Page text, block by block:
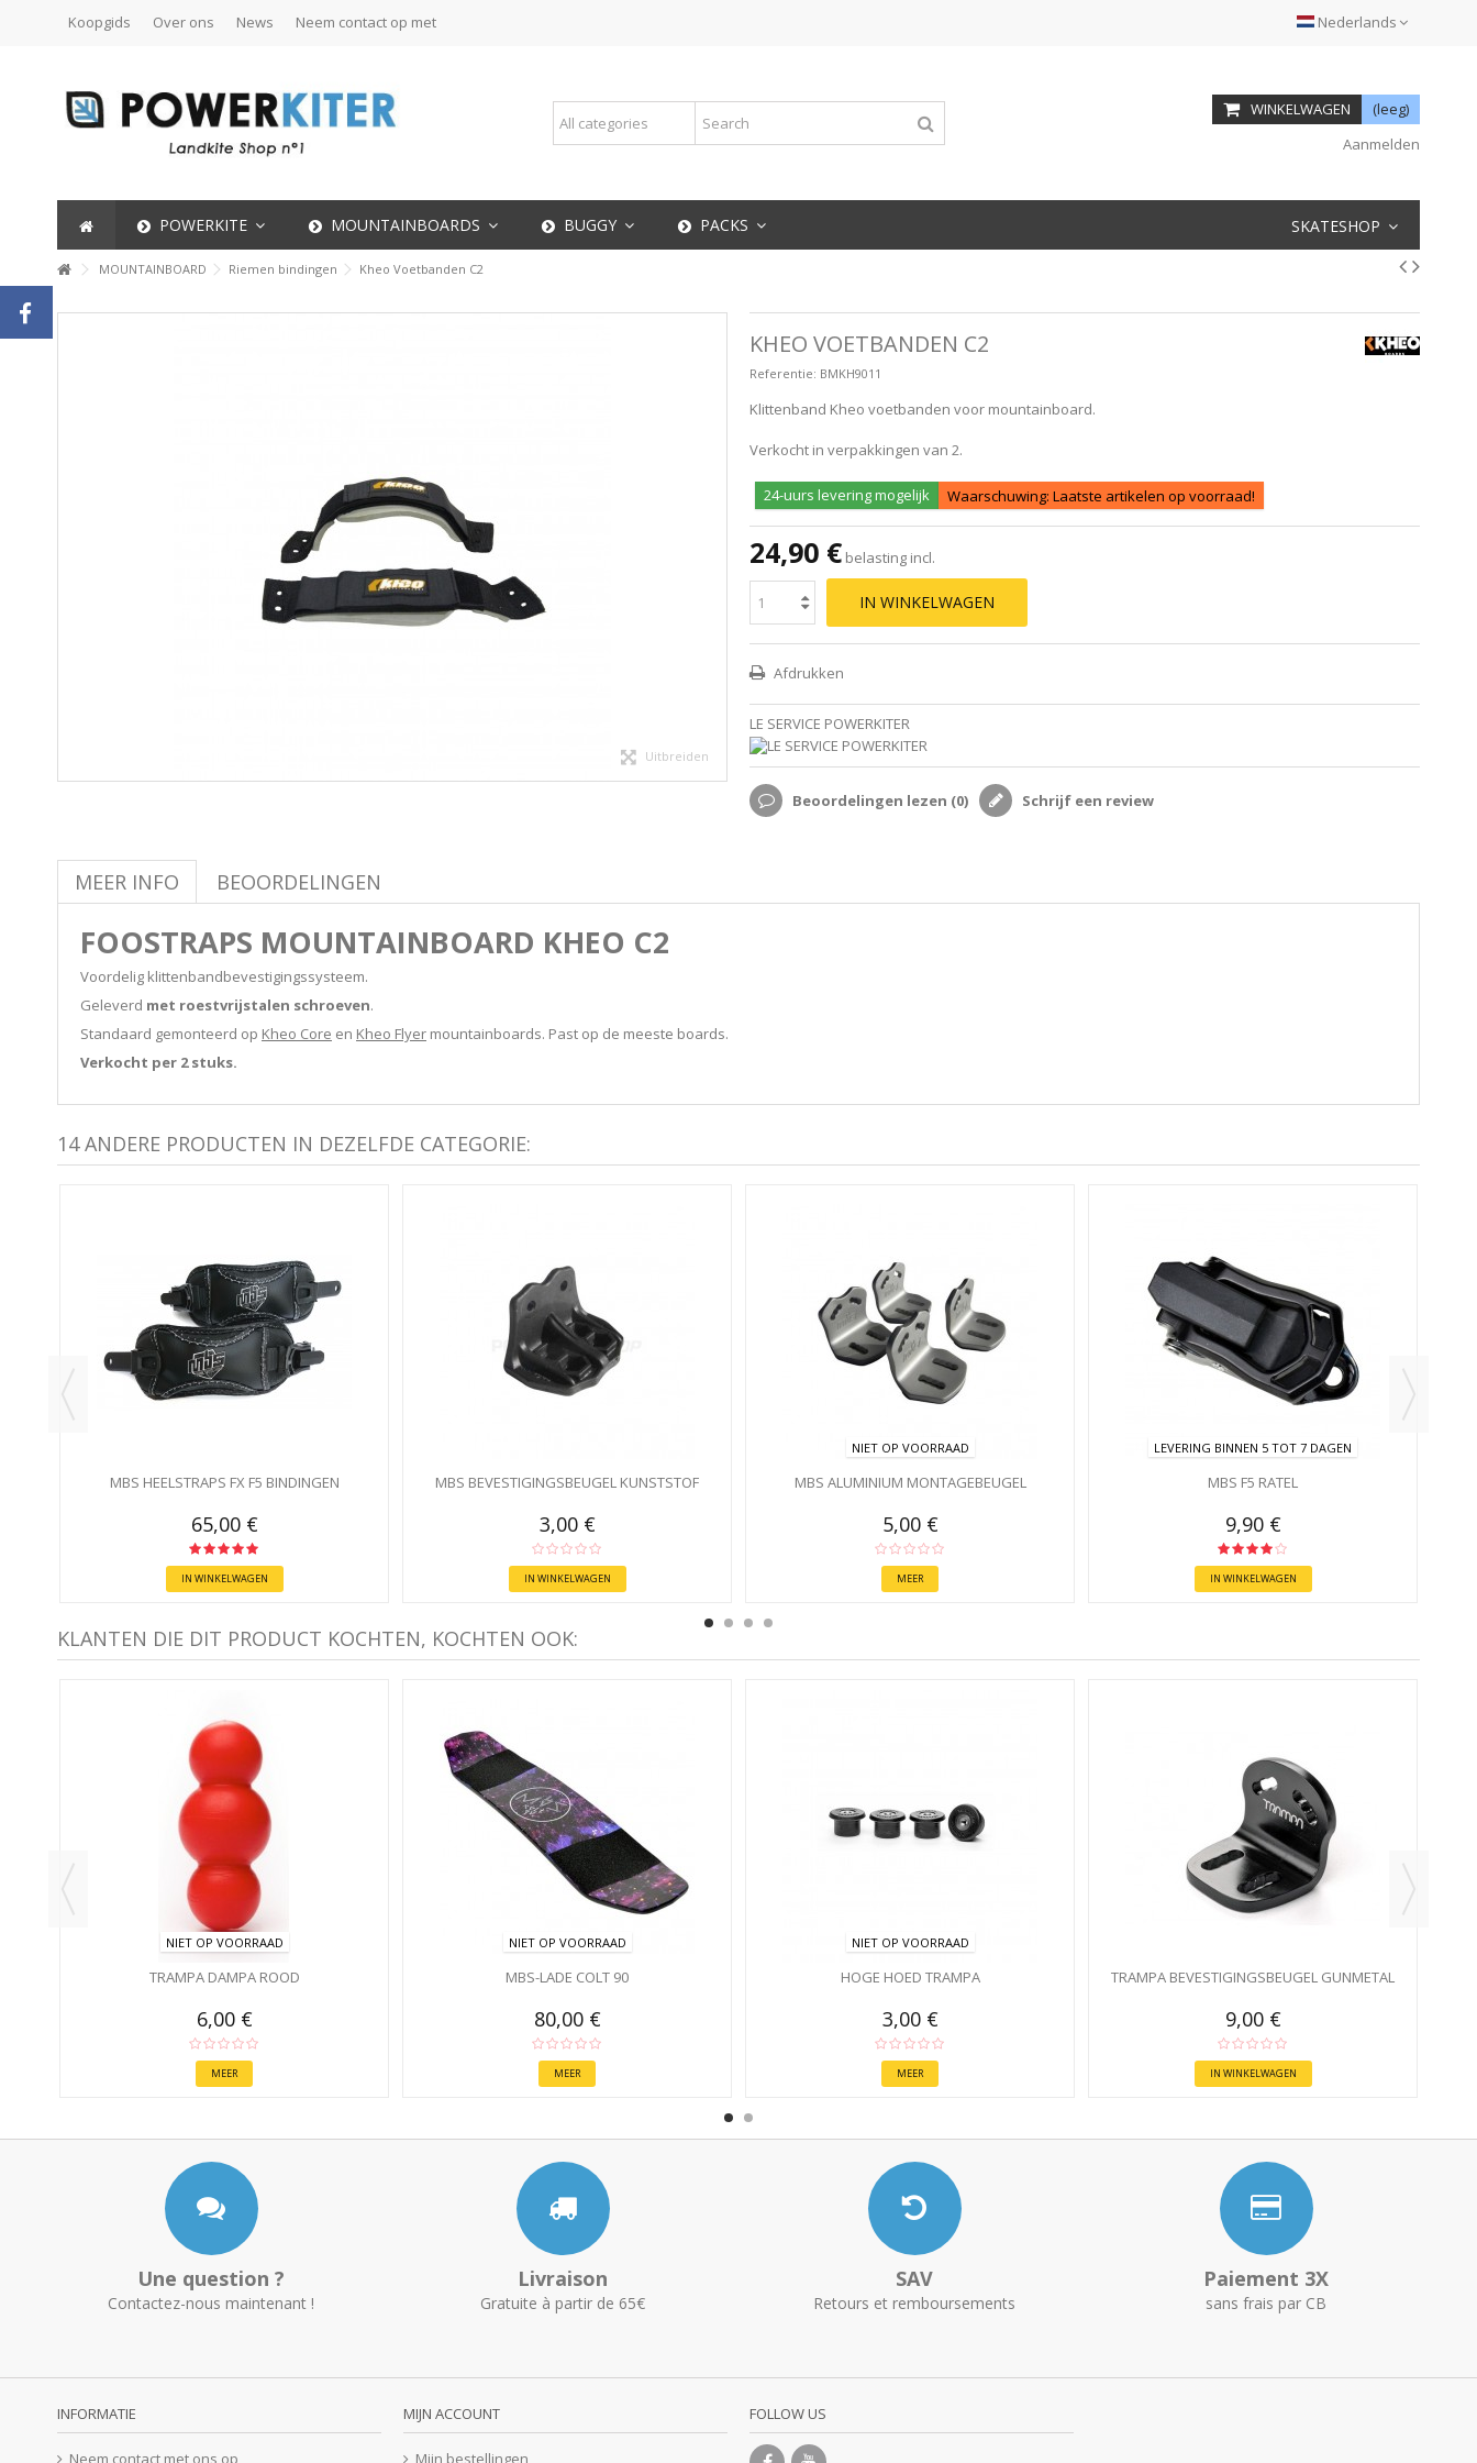
Nederlands
Koopgids Over ons News Neem contact op met
WINKELWAGEN
(leeg)
Aanmelden
POWERKITE MOUNTAINBOARDS BUGGY PACKS SKATESHOP
MOUNTAINBOARD Riemen bindingen Kheo Voetbanden C2
Uitbreiden
KHEO VOETBANDEN C2
Referentie: BMKH9011
Klittenband Kheo voetbanden voor mountainboard.
Verkocht in verpakkingen van 2.
24-uurs levering mogelijk Waarschuwing: Laatste artikelen op voorraad!
24,90 € belasting incl.
IN WINKELWAGEN
Afdrukken
LE SERVICE POWERKITER
Beoordelingen lezen (0) Schrijf een review
MEER INFO BEOORDELINGEN
FOOSTRAPS MOUNTAINBOARD KHEO C2
Voordelig klittenbandbevestigingssysteem.
Geleverd met roestvrijstalen schroeven.
Standaard gemonteerd op Kheo Core en Kheo Flyer mountainboards. Past op de meeste boards.
Verkocht per 2 stuks.
14 ANDERE PRODUCTEN IN DEZELFDE CATEGORIE:
MBS HEELSTRAPS FX F5 BINDINGEN
65,00 €
IN WINKELWAGEN
MBS BEVESTIGINGSBEUGEL KUNSTSTOF
3,00 €
IN WINKELWAGEN
NIET OP VOORRAAD
MBS ALUMINIUM MONTAGEBEUGEL
5,00 €
MEER
LEVERING BINNEN 5 TOT 7 DAGEN
MBS F5 RATEL
9,90 €
IN WINKELWAGEN
KLANTEN DIE DIT PRODUCT KOCHTEN, KOCHTEN OOK:
NIET OP VOORRAAD
TRAMPA DAMPA ROOD
6,00 €
MEER
NIET OP VOORRAAD
MBS-LADE COLT 90
80,00 €
MEER
NIET OP VOORRAAD
HOGE HOED TRAMPA
3,00 €
MEER
TRAMPA BEVESTIGINGSBEUGEL GUNMETAL
9,00 €
IN WINKELWAGEN
Une question ?
Contactez-nous maintenant !
Livraison
Gratuite à partir de 65€
SAV
Retours et remboursements
Paiement 3X
sans frais par CB
INFORMATIE
Neem contact met ons op
MIJN ACCOUNT
Mijn bestellingen
FOLLOW US